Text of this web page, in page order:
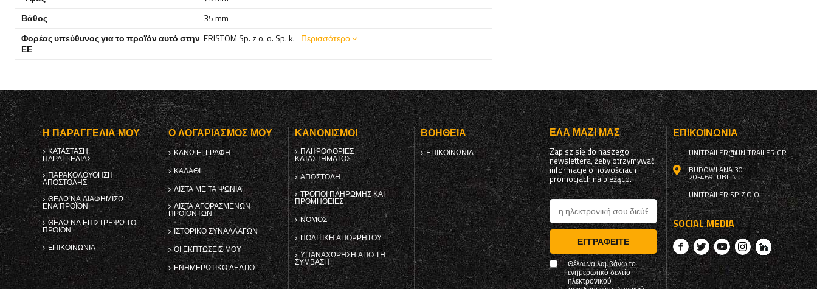
Βάθος
35 mm
Φορέας υπεύθυνος για το προϊόν αυτό στην
ΕΕ
FRISTOM Sp. z o. o. Sp. k. Περισσότερο
Η ΠΑΡΑΓΓΕΛΊΑ ΜΟΥ
ΚΑΤΆΣΤΑΣΗ
ΠΑΡΑΓΓΕΛΊΑΣ
ΠΑΡΑΚΟΛΟΎΘΗΣΗ
ΑΠΟΣΤΟΛΉΣ
ΘΈΛΩ ΝΑ ΔΙΑΦΗΜΊΣΩ
ΈΝΑ ΠΡΟΪΌΝ
ΘΈΛΩ ΝΑ ΕΠΙΣΤΡΈΨΩ ΤΟ
ΠΡΟΪΌΝ
ΕΠΙΚΟΙΝΩΝΊΑ
Ο ΛΟΓΑΡΙΑΣΜΌΣ ΜΟΥ
ΚΑΝΩ ΕΓΓΡΑΦΗ
ΚΑΛΆΘΙ
ΛΊΣΤΑ ΜΕ ΤΑ ΨΏΝΙΑ
ΛΊΣΤΑ ΑΓΟΡΑΣΜΈΝΩΝ
ΠΡΟΪΌΝΤΩΝ
ΙΣΤΟΡΙΚΌ ΣΥΝΑΛΛΑΓΏΝ
ΟΙ ΕΚΠΤΏΣΕΙΣ ΜΟΥ
ΕΝΗΜΕΡΩΤΙΚΌ ΔΕΛΤΊΟ
ΚΑΝΟΝΙΣΜΟΊ
ΠΛΗΡΟΦΟΡΊΕΣ
ΚΑΤΑΣΤΉΜΑΤΟΣ
ΑΠΟΣΤΟΛΉ
ΤΡΌΠΟΙ ΠΛΗΡΩΜΉΣ ΚΑΙ
ΠΡΟΜΉΘΕΙΕΣ
ΝΌΜΟΣ
ΠΟΛΙΤΙΚΉ ΑΠΟΡΡΉΤΟΥ
ΥΠΑΝΑΧΏΡΗΣΗ ΑΠΌ ΤΗ
ΣΎΜΒΑΣΗ
ΒΟΉΘΕΙΑ
ΕΠΙΚΟΙΝΩΝΊΑ
ΈΛΑ ΜΑΖΊ ΜΑΣ
Zapisz się do naszego
newslettera, żeby otrzymywać
informacje o nowościach i
promocjach na bieżąco.
ΕΓΓΡΑΦΕΊΤΕ
Θέλω να λαμβάνω το
ενημερωτικό δελτίο
ηλεκτρονικού
ΕΠΙΚΟΙΝΩΝΊΑ
UNITRAILER@UNITRAILER.GR
BUDOWLANA 30
20-469LUBLIN
UNITRAILER SP. Z O.O.
SOCIAL MEDIA